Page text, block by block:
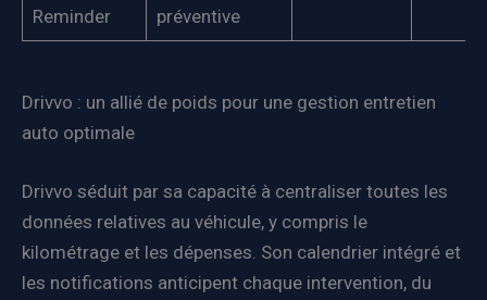
Reminder
préventive
Drivvo : un allié de poids pour une gestion entretien
auto optimale
Drivvo séduit par sa capacité à centraliser toutes les
données relatives au véhicule, y compris le
kilométrage et les dépenses. Son calendrier intégré et
les notifications anticipent chaque intervention, du